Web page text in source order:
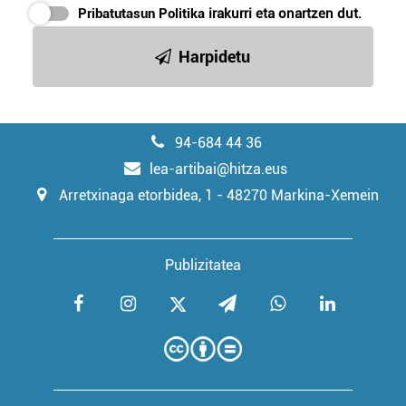
Pribatutasun Politika irakurri eta onartzen dut.
Harpidetu
94-684 44 36
lea-artibai@hitza.eus
Arretxinaga etorbidea, 1 - 48270 Markina-Xemein
Publizitatea